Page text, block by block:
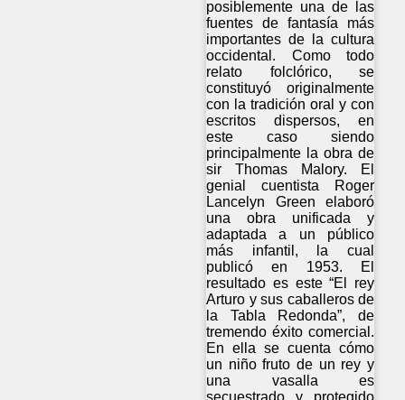
posiblemente una de las
fuentes de fantasía más
importantes de la cultura
occidental. Como todo
relato folclórico, se
constituyó originalmente
con la tradición oral y con
escritos dispersos, en
este caso siendo
principalmente la obra de
sir Thomas Malory. El
genial cuentista Roger
Lancelyn Green elaboró
una obra unificada y
adaptada a un público
más infantil, la cual
publicó en 1953. El
resultado es este “El rey
Arturo y sus caballeros de
la Tabla Redonda”, de
tremendo éxito comercial.
En ella se cuenta cómo
un niño fruto de un rey y
una vasalla es
secuestrado y protegido